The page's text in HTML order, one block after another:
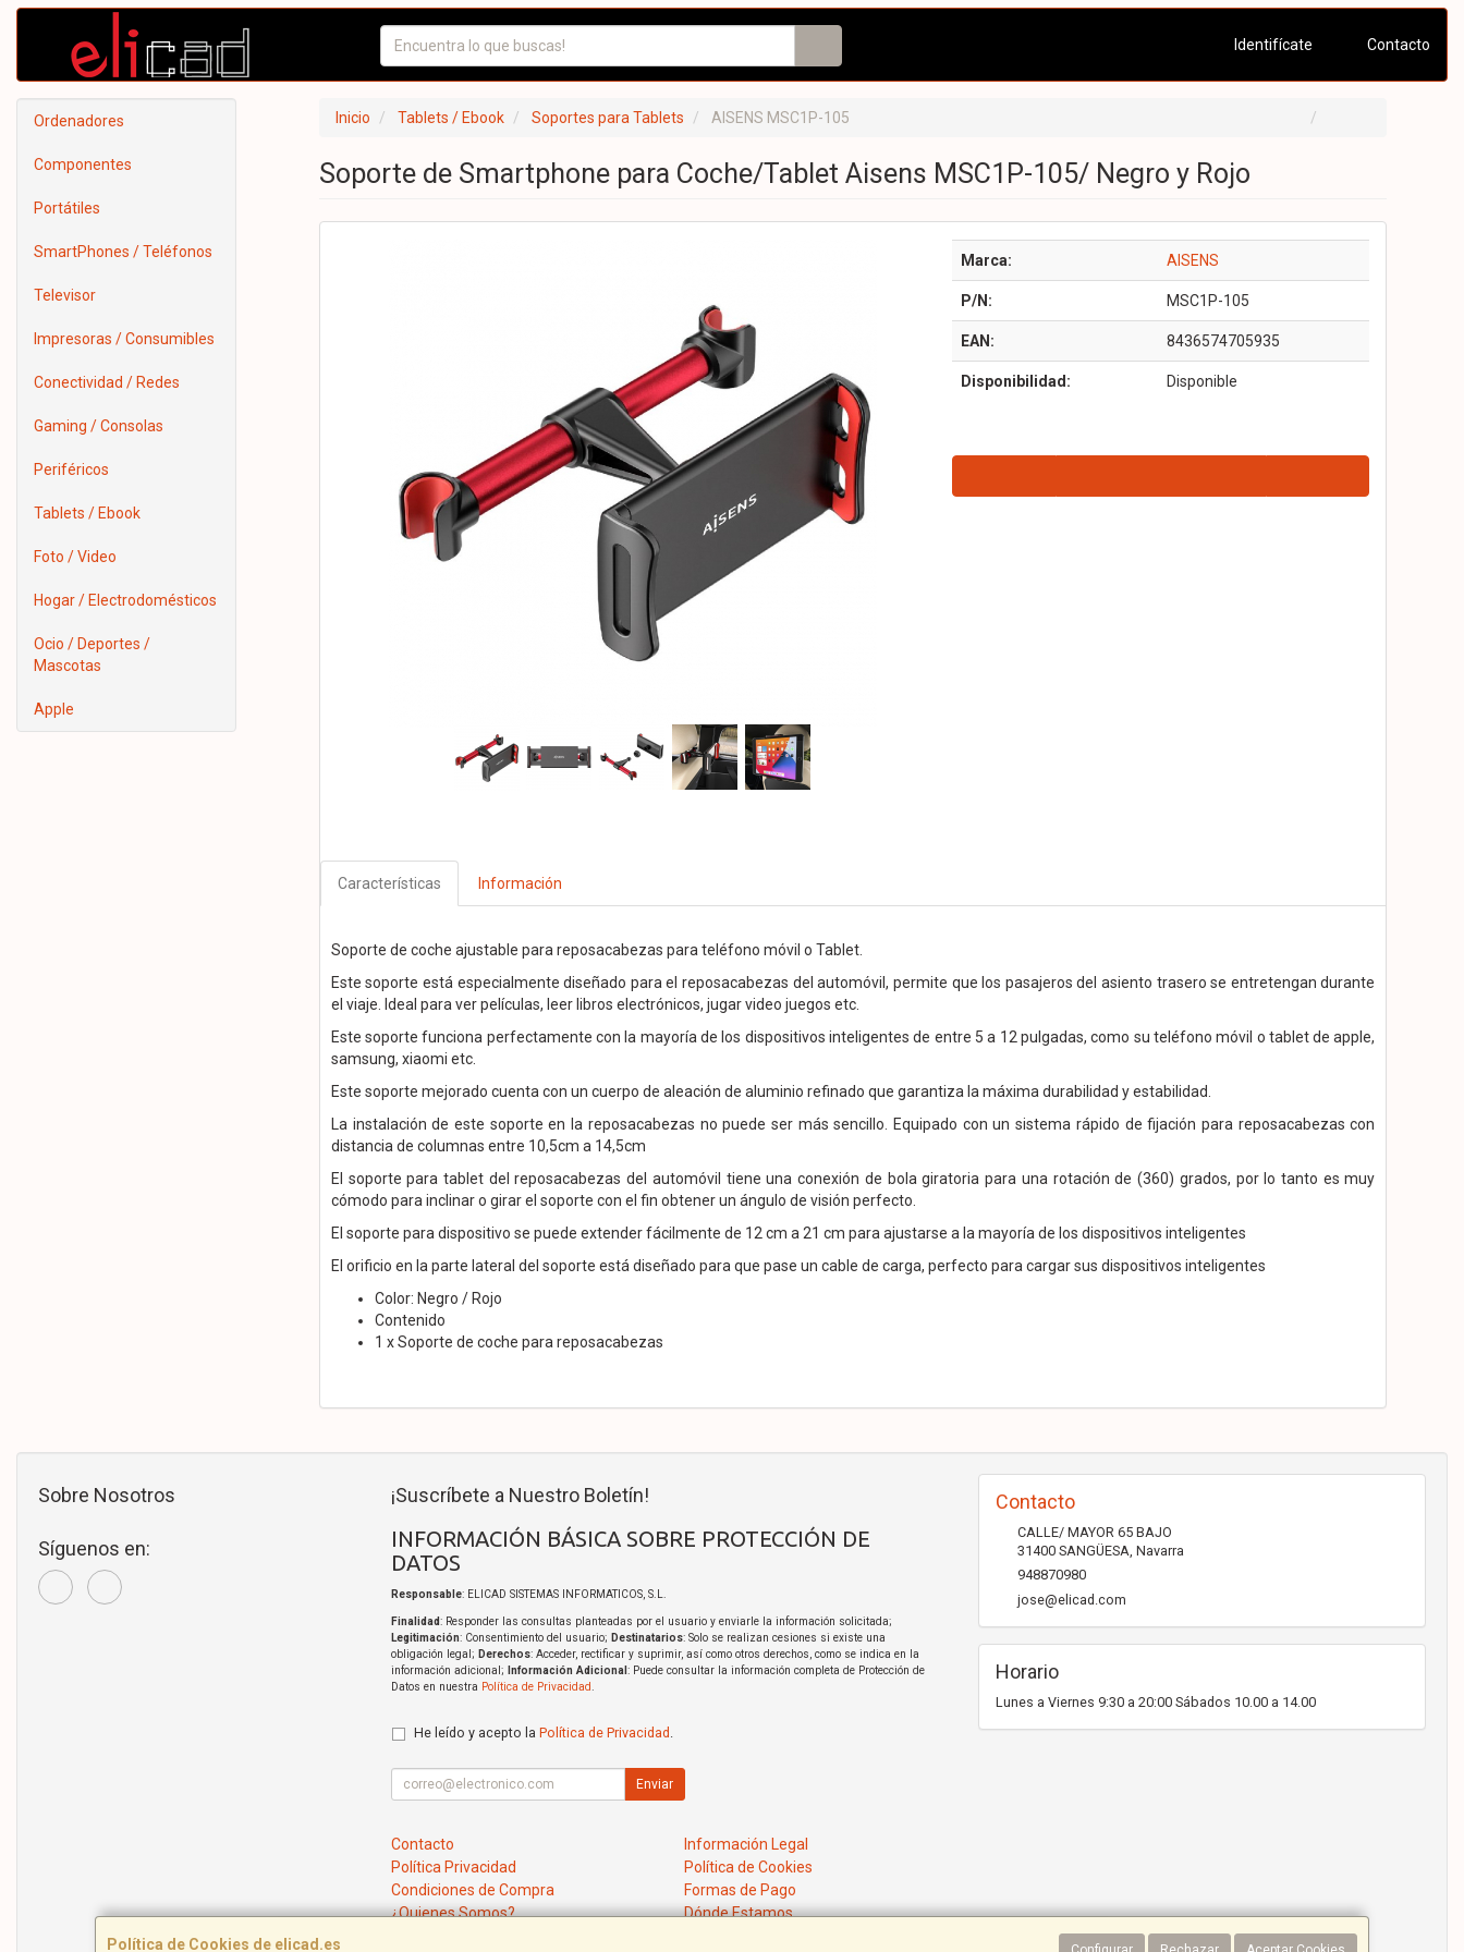
Identifícate Contacto
Ordenadores
Componentes
Portátiles
SmartPhones / Teléfonos
Televisor
Impresoras / Consumibles
Conectividad / Redes
Gaming / Consolas
Periféricos
Tablets / Ebook
Foto / Video
Hogar / Electrodomésticos
Ocio / Deportes /
Mascotas
Apple
Inicio Tablets / Ebook Soportes para Tablets AISENS MSC1P-105
Soporte de Smartphone para Coche/Tablet Aisens MSC1P-105/ Negro y Rojo
Marca: AISENS
P/N: MSC1P-105
EAN: 8436574705935
Disponibilidad: Disponible
Características Información
Soporte de coche ajustable para reposacabezas para teléfono móvil o Tablet.
Este soporte está especialmente diseñado para el reposacabezas del automóvil, permite que los pasajeros del asiento trasero se entretengan durante
el viaje. Ideal para ver películas, leer libros electrónicos, jugar video juegos etc.
Este soporte funciona perfectamente con la mayoría de los dispositivos inteligentes de entre 5 a 12 pulgadas, como su teléfono móvil o tablet de apple,
samsung, xiaomi etc.
Este soporte mejorado cuenta con un cuerpo de aleación de aluminio refinado que garantiza la máxima durabilidad y estabilidad.
La instalación de este soporte en la reposacabezas no puede ser más sencillo. Equipado con un sistema rápido de fijación para reposacabezas con
distancia de columnas entre 10,5cm a 14,5cm
El soporte para tablet del reposacabezas del automóvil tiene una conexión de bola giratoria para una rotación de (360) grados, por lo tanto es muy
cómodo para inclinar o girar el soporte con el fin obtener un ángulo de visión perfecto.
El soporte para dispositivo se puede extender fácilmente de 12 cm a 21 cm para ajustarse a la mayoría de los dispositivos inteligentes
El orificio en la parte lateral del soporte está diseñado para que pase un cable de carga, perfecto para cargar sus dispositivos inteligentes
Color: Negro / Rojo
Contenido
1 x Soporte de coche para reposacabezas
Política de Cookies de elicad.es
Sobre Nosotros
Síguenos en:
¡Suscríbete a Nuestro Boletín!
INFORMACIÓN BÁSICA SOBRE PROTECCIÓN DE
DATOS
Responsable: ELICAD SISTEMAS INFORMATICOS, S.L.
Finalidad: Responder las consultas planteadas por el usuario y enviarle la información solicitada;
Legitimación: Consentimiento del usuario; Destinatarios: Solo se realizan cesiones si existe una
obligación legal; Derechos: Acceder, rectificar y suprimir, así como otros derechos, como se indica en la
información adicional;
Información Adicional : Puede consultar la información completa de Protección de
Datos en nuestra Política de Privacidad.
He leído y acepto la Política de Privacidad .
Enviar
Contacto
Información Legal
Política Privacidad
Política de Cookies
Condiciones de Compra
Formas de Pago
¿Quienes Somos?
Dónde Estamos
Contacto
CALLE/ MAYOR 65 BAJO
31400 SANGÜESA, Navarra
948870980
jose@elicad.com
Horario
Lunes a Viernes 9:30 a 20:00 Sábados 10.00 a 14.00